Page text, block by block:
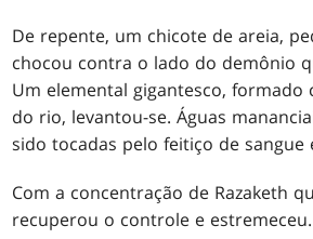
De repente, um chicote de areia,
chocou contra o lado do demônio
Um elemental gigantesco, formado
do rio, levantou-se. Águas
sido tocadas pelo feitiço de sangue
Com a concentração de Razaketh
recuperou o controle e estremeceu.